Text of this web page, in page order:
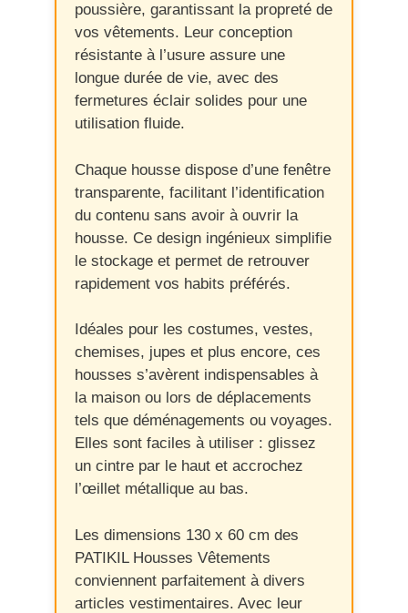
poussière, garantissant la propreté de
vos vêtements. Leur conception
résistante à l’usure assure une
longue durée de vie, avec des
fermetures éclair solides pour une
utilisation fluide.
Chaque housse dispose d’une fenêtre
transparente, facilitant l’identification
du contenu sans avoir à ouvrir la
housse. Ce design ingénieux simplifie
le stockage et permet de retrouver
rapidement vos habits préférés.
Idéales pour les costumes, vestes,
chemises, jupes et plus encore, ces
housses s’avèrent indispensables à
la maison ou lors de déplacements
tels que déménagements ou voyages.
Elles sont faciles à utiliser : glissez
un cintre par le haut et accrochez
l’œillet métallique au bas.
Les dimensions 130 x 60 cm des
PATIKIL Housses Vêtements
conviennent parfaitement à divers
articles vestimentaires. Avec leur